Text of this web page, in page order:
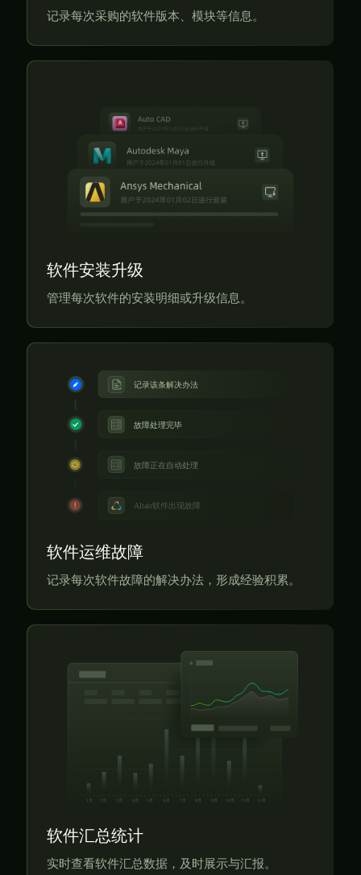
记录每次采购的软件版本、模块等信息。
软件安装升级
管理每次软件的安装明细或升级信息。
软件运维故障
记录每次软件故障的解决办法，形成经验积累。
软件汇总统计
实时查看软件汇总数据，及时展示与汇报。